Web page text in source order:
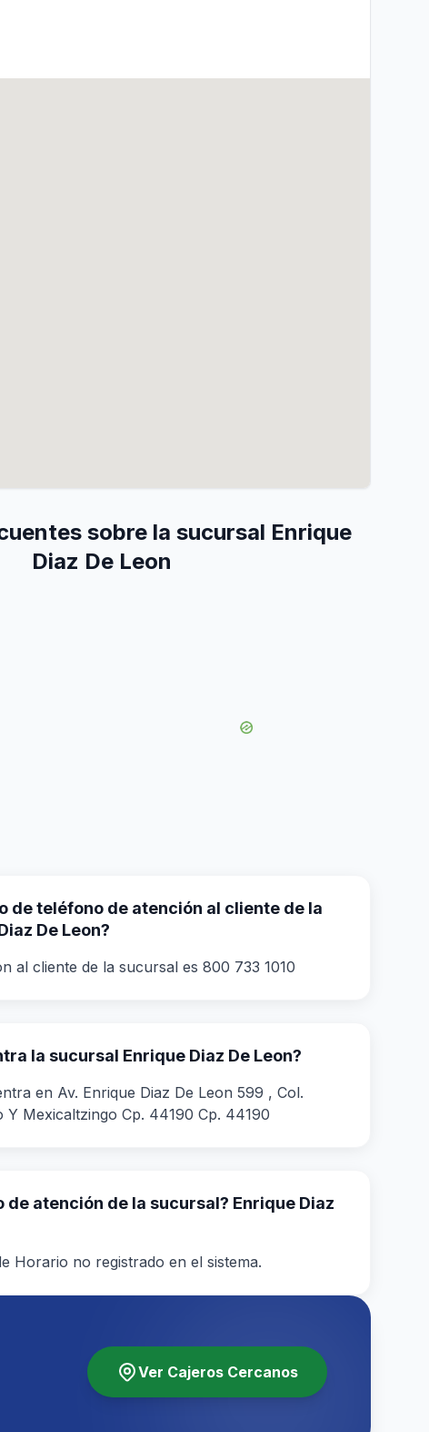
sobre la sucursal Enrique
Diaz De Leon
de teléfono de atención al cliente de la
De Leon?
al cliente de la sucursal es 800 733 1010
la sucursal Enrique Diaz De Leon?
en Av. Enrique Diaz De Leon 599 , Col.
Y Mexicaltzingo Cp. 44190 Cp. 44190
de atención de la sucursal? Enrique Diaz
Horario no registrado en el sistema.
Ver Cajeros Cercanos